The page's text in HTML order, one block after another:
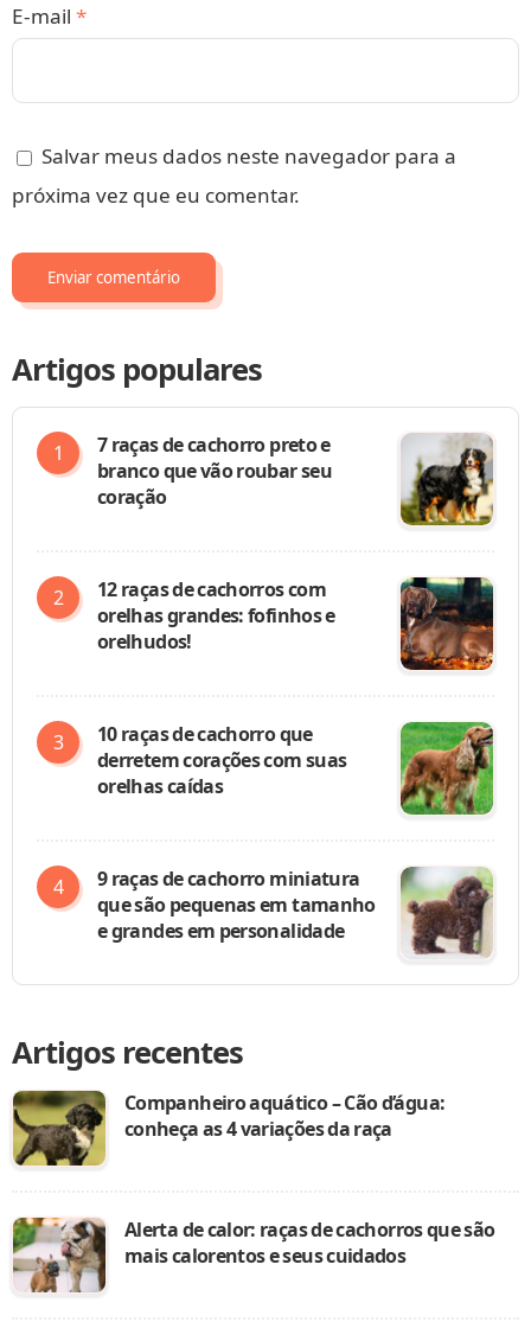
E-mail *
Salvar meus dados neste navegador para a
próxima vez que eu comentar.
Artigos populares
7 raças de cachorro preto e
branco que vão roubar seu
coração
12 raças de cachorros com
orelhas grandes: fofinhos e
orelhudos!
10 raças de cachorro que
derretem corações com suas
orelhas caídas
9 raças de cachorro miniatura
que são pequenas em tamanho
e grandes em personalidade
Artigos recentes
Companheiro aquático – Cão d’água:
conheça as 4 variações da raça
Alerta de calor: raças de cachorros que são
mais calorentos e seus cuidados